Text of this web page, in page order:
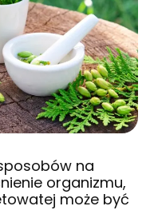
na
organizmu,
może być